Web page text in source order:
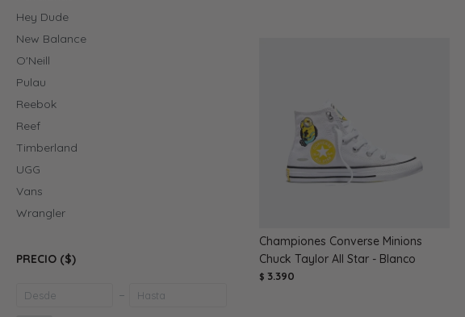
Championes Converse Minions
Chuck Taylor All Star - Blanco
$ 3.390
Hey Dude
New Balance
O'Neill
Pulau
Reebok
Reef
Timberland
UGG
Vans
Wrangler
PRECIO ($)